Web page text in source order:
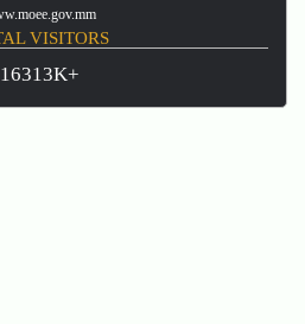
VISITORS
16313K+